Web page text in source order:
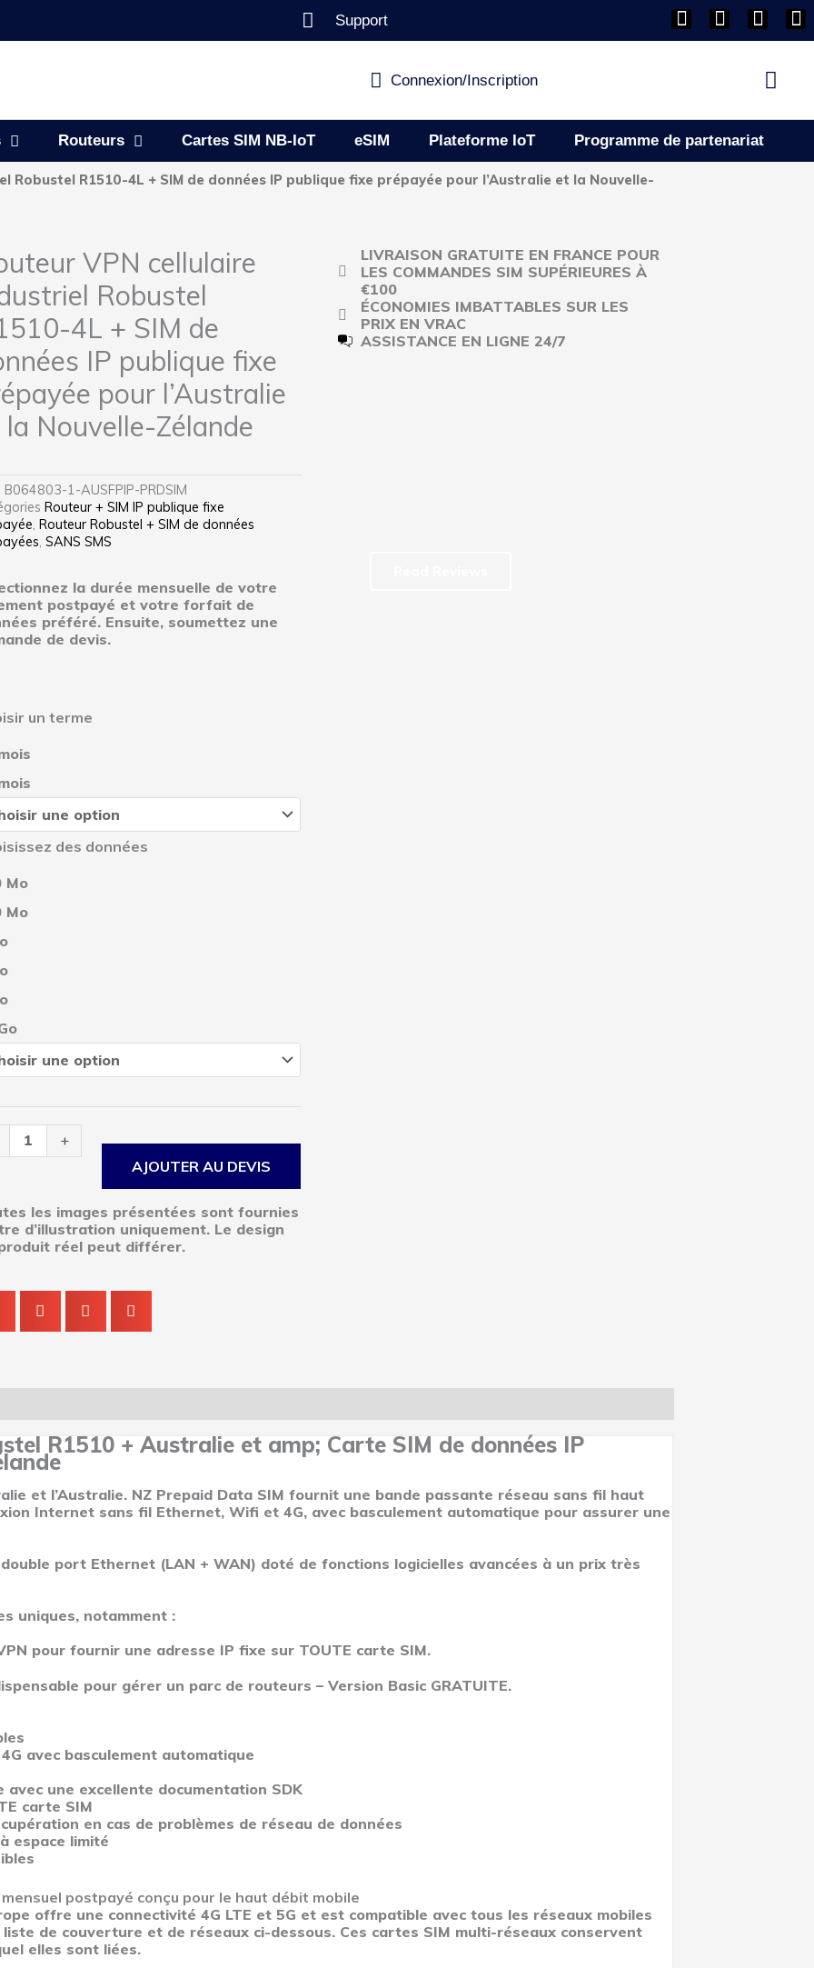
Support F
a
o
o
k
I
n
g
r
a
L
i
k
e
d
i
n
Y
o
b
Connexion/Inscription
Routeurs Cartes SIM NB-IoT eSIM Plateforme IoT Programme de partenariat
Robustel R1510-4L + SIM de données IP publique fixe prépayée pour l’Australie et la Nouvelle-
VPN cellulaire
Robustel
4L + SIM de
IP publique fixe
pour l’Australie
Nouvelle-Zélande
B064803-1-AUSFPIP-PRDSIM
Routeur + SIM IP publique fixe
, Routeur Robustel + SIM de données
, SANS SMS
la durée mensuelle de votre
postpayé et votre forfait de
préféré. Ensuite, soumettez une
de devis.
un terme
des données
Mo
Mo
+
AJOUTER AU DEVIS
les images présentées sont fournies
d’illustration uniquement. Le design
réel peut différer.
LIVRAISON GRATUITE EN FRANCE POUR
LES COMMANDES SIM SUPÉRIEURES À
€100
ÉCONOMIES IMBATTABLES SUR LES
PRIX EN VRAC
ASSISTANCE EN LIGNE 24/7
R1510 + Australie et amp; Carte SIM de données IP
et l’Australie. NZ Prepaid Data SIM fournit une bande passante réseau sans fil haut
Internet sans fil Ethernet, Wifi et 4G, avec basculement automatique pour assurer une
port Ethernet (LAN + WAN) doté de fonctions logicielles avancées à un prix très
uniques, notamment :
pour fournir une adresse IP fixe sur TOUTE carte SIM.
pour gérer un parc de routeurs – Version Basic GRATUITE.
avec basculement automatique
une excellente documentation SDK
carte SIM
en cas de problèmes de réseau de données
espace limité
postpayé conçu pour le haut débit mobile
offre une connectivité 4G LTE et 5G et est compatible avec tous les réseaux mobiles
de couverture et de réseaux ci-dessous. Ces cartes SIM multi-réseaux conservent
elles sont liées.